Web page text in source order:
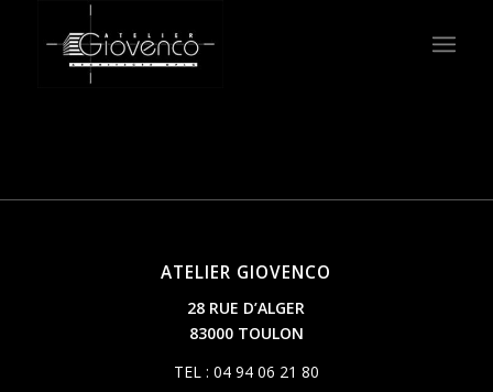
ATELIER GIOVENCO
28 RUE D’ALGER
83000 TOULON
TEL : 04 94 06 21 80